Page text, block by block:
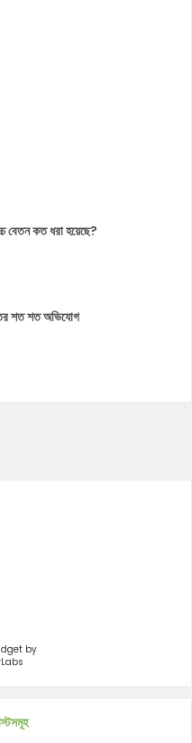
বেতন কত ধরা হয়েছে?
শত শত অভিযোগ
by